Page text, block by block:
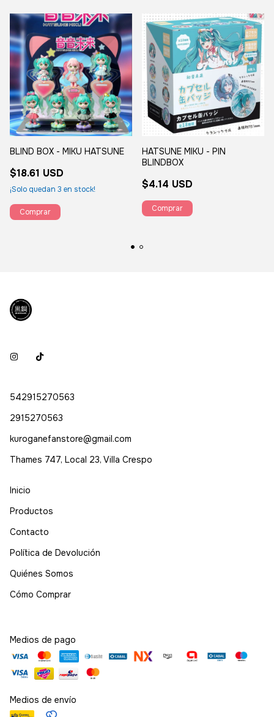
BLIND BOX - MIKU HATSUNE
$18.61 USD
¡Solo quedan 3 en stock!
HATSUNE MIKU - PIN
BLINDBOX
$4.14 USD
542915270563
2915270563
kuroganefanstore@gmail.com
Thames 747, Local 23, Villa Crespo
Inicio
Productos
Contacto
Política de Devolución
Quiénes Somos
Cómo Comprar
Medios de pago
Medios de envío